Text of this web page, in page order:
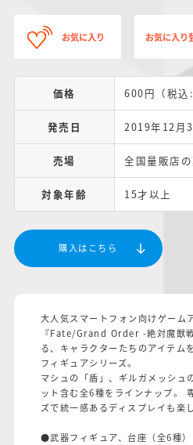
お気に入り お気に入り
価格 600円（税込
発売日 2019年12月
売場 全国量販店
対象年齢 15才以上
購入はこちら
大人気スマートフォン向けゲーム
『Fate/Grand Order -絶対魔獣
る、キャラクターたちのアイテム
フィギュアシリーズ。
マシュの「盾」、ギルガメッシュ
ット含む全6種をラインナップ。
ズで統一感あるディスプレイも楽
●武器フィギュア、台座（全6種）